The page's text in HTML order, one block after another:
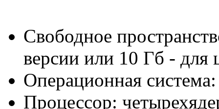
Свободное
версии или 10 Гб - для
Операционная
Процессор: